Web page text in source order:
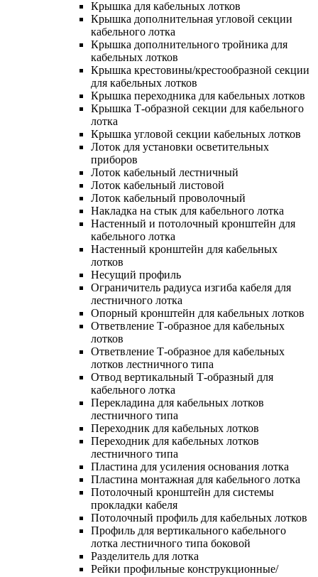
Крышка для кабельных лотков
Крышка дополнительная угловой секции
кабельного лотка
Крышка дополнительного тройника для
кабельных лотков
Крышка крестовины/крестообразной секции
для кабельных лотков
Крышка переходника для кабельных лотков
Крышка Т-образной секции для кабельного
лотка
Крышка угловой секции кабельных лотков
Лоток для установки осветительных
приборов
Лоток кабельный лестничный
Лоток кабельный листовой
Лоток кабельный проволочный
Накладка на стык для кабельного лотка
Настенный и потолочный кронштейн для
кабельного лотка
Настенный кронштейн для кабельных
лотков
Несущий профиль
Ограничитель радиуса изгиба кабеля для
лестничного лотка
Опорный кронштейн для кабельных лотков
Ответвление Т-образное для кабельных
лотков
Ответвление Т-образное для кабельных
лотков лестничного типа
Отвод вертикальный Т-образный для
кабельного лотка
Перекладина для кабельных лотков
лестничного типа
Переходник для кабельных лотков
Переходник для кабельных лотков
лестничного типа
Пластина для усиления основания лотка
Пластина монтажная для кабельного лотка
Потолочный кронштейн для системы
прокладки кабеля
Потолочный профиль для кабельных лотков
Профиль для вертикального кабельного
лотка лестничного типа боковой
Разделитель для лотка
Рейки профильные конструкционные/